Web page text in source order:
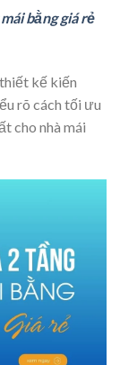
bằng giá rẻ
kế kiến
rõ cách tối ưu
cho nhà mái